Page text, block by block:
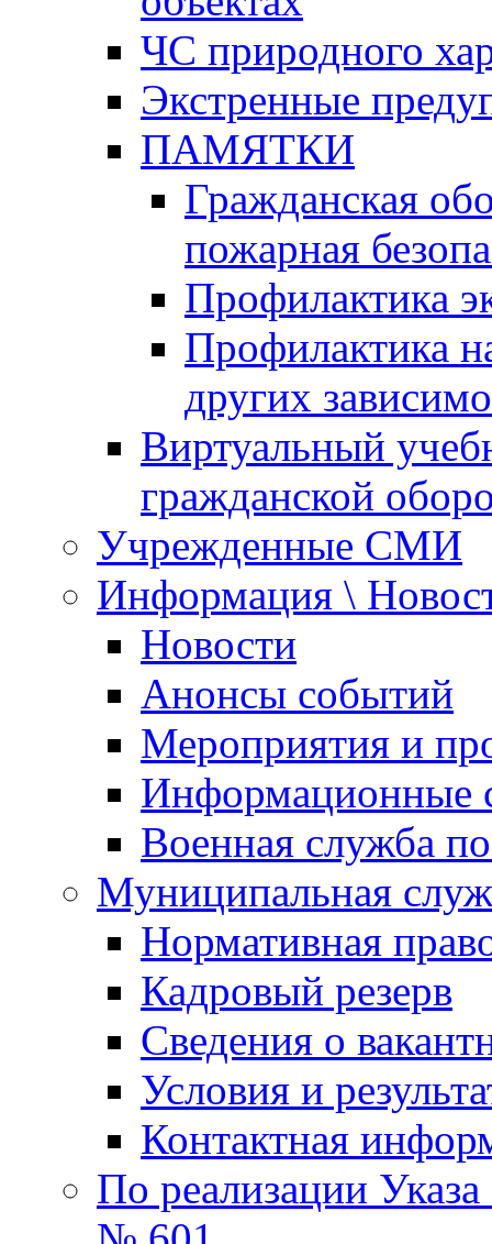
ЧС природного
Экстренные
ПАМЯТКИ
Гражданская
пожарная
Профилактика
Профилактика
других
Виртуальный
гражданской
Учрежденные СМИ
Информация \
Новости
Анонсы событий
Мероприятия и
Информационные
Военная служба
Муниципальная
Нормативная
Кадровый резерв
Сведения о
Условия и
Контактная
По реализации